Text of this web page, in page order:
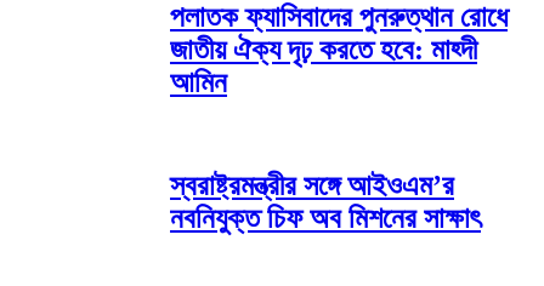
পলাতক ফ্যাসিবাদের পুনরুত্থান রোধে
জাতীয় ঐক্য দৃঢ় করতে হবে: মাহ্দী
আমিন
স্বরাষ্ট্রমন্ত্রীর সঙ্গে আইওএম’র
নবনিযুক্ত চিফ অব মিশনের সাক্ষাৎ